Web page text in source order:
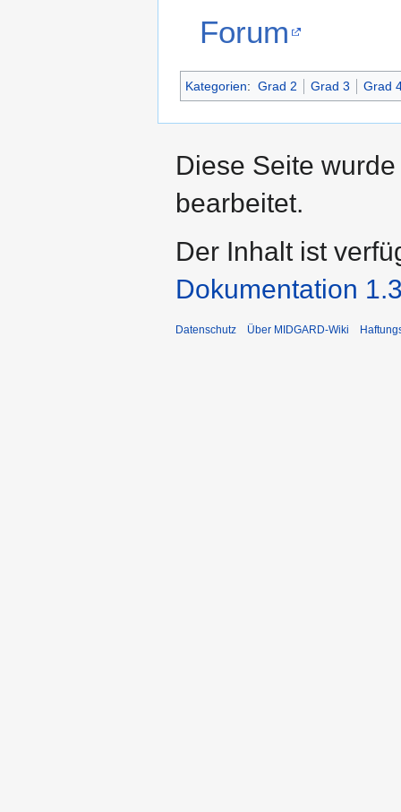
Forum
Kategorien: Grad 2 Grad 3 Grad
Diese Seite
bearbeitet.
Der Inhalt ist
Dokumentation
Datenschutz Über MIDGARD-Wiki